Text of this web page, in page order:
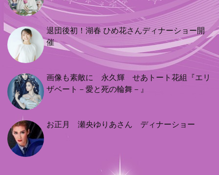
退団後初！湖春 ひめ花さんディナーショー開
催
画像も素敵に 永久輝 せあトート花組『エリ
ザベート－愛と死の輪舞－』
お正月 瀬央ゆりあさん ディナーショー